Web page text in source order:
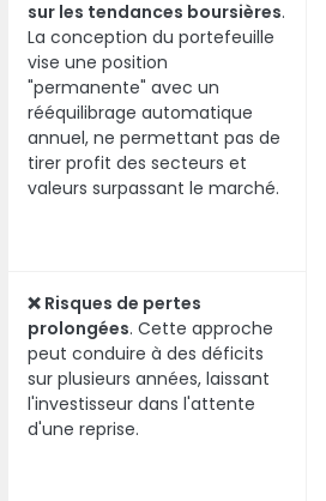
sur les tendances boursières.
La conception du portefeuille
vise une position
"permanente" avec un
rééquilibrage automatique
annuel, ne permettant pas de
tirer profit des secteurs et
valeurs surpassant le marché.
❌ Risques de pertes
prolongées. Cette approche
peut conduire à des déficits
sur plusieurs années, laissant
l'investisseur dans l'attente
d'une reprise.